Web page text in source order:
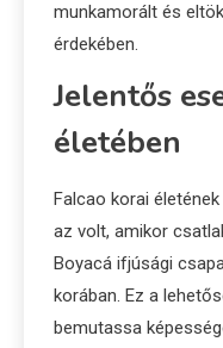
munkamorált és
érdekében.
Jelentős
életében
Falcao korai
az volt, amikor
Boyacá ifjúsági
korában. Ez a
bemutassa